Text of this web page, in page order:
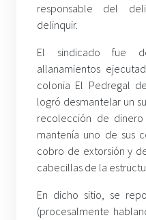
responsable del
delinquir.
El sindicado fue
allanamientos
colonia El Pedregal
logró desmantelar un
recolección de
mantenía uno de sus
cobro de extorsión y
cabecillas de la
En dicho sitio, se
(procesalmente